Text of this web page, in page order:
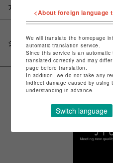
アイテム説明 / 素材
シェアする
<About foreign language
We will translate the homepage
automatic translation service.
Since this service is an
translated correctly and may
page before translation.
In addition, we do not take any
indirect damage caused by using
understanding in advance.
Switch language